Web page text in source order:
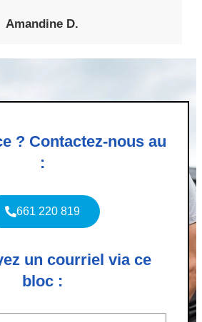
Amandine D.
? Contactez-nous au
:
661 220 819
un courriel via ce
bloc :